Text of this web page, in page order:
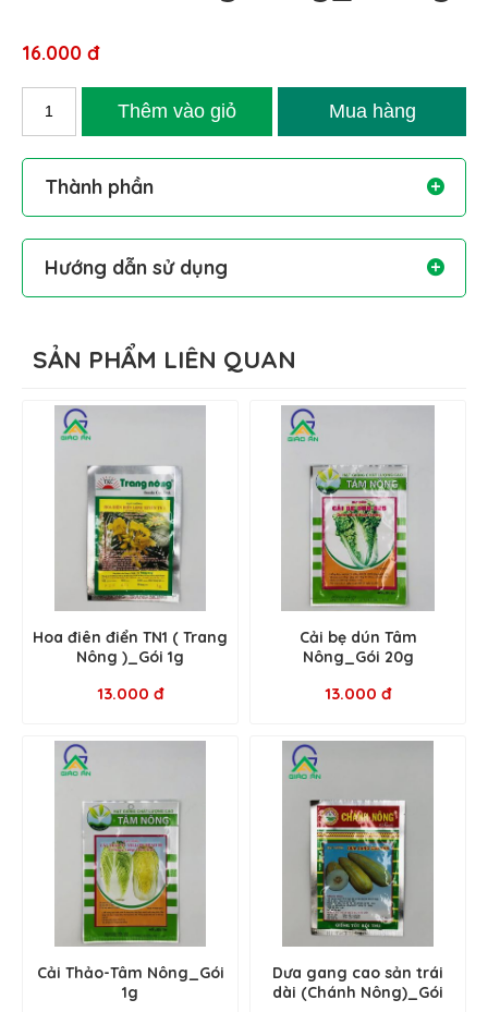
16.000 đ
Thành phần
Hướng dẫn sử dụng
SẢN PHẨM LIÊN QUAN
Hoa điên điển TN1 ( Trang
Nông )_Gói 1g
13.000 đ
Cải bẹ dún Tâm
Nông_Gói 20g
13.000 đ
Cải Thảo-Tâm Nông_Gói
1g
Dưa gang cao sản trái
dài (Chánh Nông)_Gói